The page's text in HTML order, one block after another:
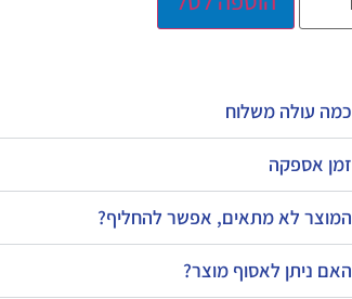
כמה עולה משלוח
זמן אספקה
המוצר לא מתאים, אפשר להחליף?
האם ניתן לאסוף מוצר?